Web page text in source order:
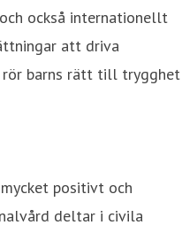
också internationellt
att driva
barns rätt till trygghet
positivt och
deltar i civila